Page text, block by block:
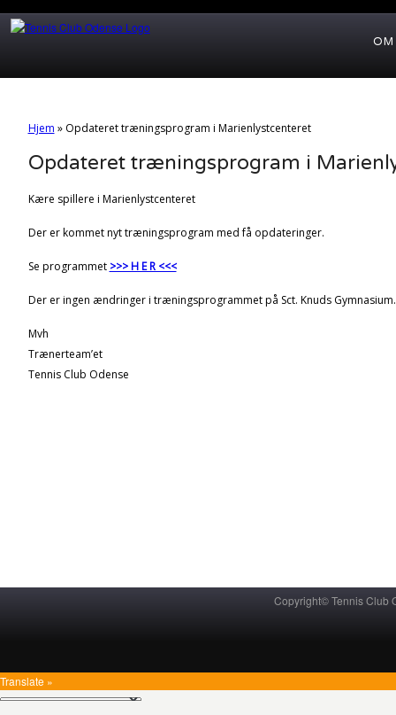
OM
Hjem » Opdateret træningsprogram i Marienlystcenteret
Opdateret træningsprogram i
Kære spillere i Marienlystcenteret
Der er kommet nyt træningsprogram med få opdateringer.
Se programmet >>> H E R <<<
Der er ingen ændringer i træningsprogrammet på Sct. Knuds Gymnasium.
Mvh
Trænerteam’et
Tennis Club Odense
Copyright© Tennis Club
Translate »